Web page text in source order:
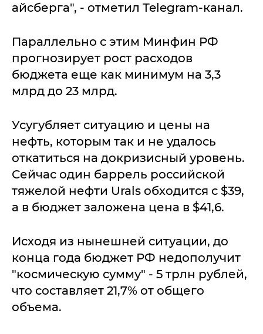
айсберга", - отметил Telegram-канал.
Параллельно с этим Минфин РФ
прогнозирует рост расходов
бюджета еще как минимум на 3,3
млрд до 23 млрд.
Усугубляет ситуацию и цены на
нефть, которым так и не удалось
откатиться на докризисный уровень.
Сейчас один баррель российской
тяжелой нефти Urals обходится с $39,
а в бюджет заложена цена в $41,6.
Исходя из нынешней ситуации, до
конца года бюджет РФ недополучит
"космическую сумму" - 5 трлн рублей,
что составляет 21,7% от общего
объема.